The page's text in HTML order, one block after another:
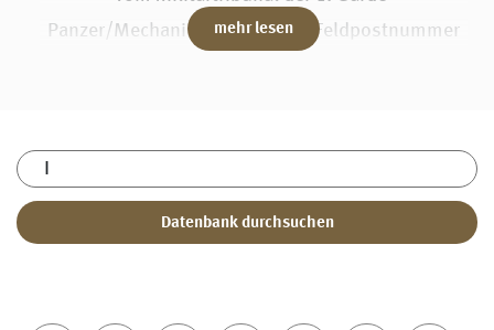
Panzer/Mechanisierten Armee (Feldpostnummer
Sie können die Seite derzeit nach Namen und
Geburtsorten durchsuchen. Für die nähere
mehr lesen